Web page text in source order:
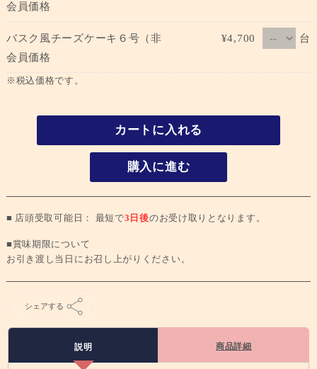
会員価格
バスク風チーズケーキ６号（非
会員価格
¥4,700 台
※税込価格です。
カートに入れる
購入に進む
■ 店頭受取可能日： 最短で3日後のお受け取りとなります。
■賞味期限について
お引き渡し当日にお召し上がりください。
シェアする
説明 商品詳細